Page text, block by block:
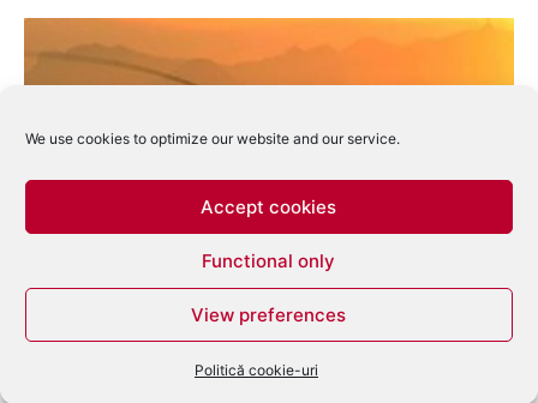
We use cookies to optimize our website and our service.
Accept cookies
Functional only
View preferences
Politică cookie-uri
Livio & Roby lanseaza un nou EP